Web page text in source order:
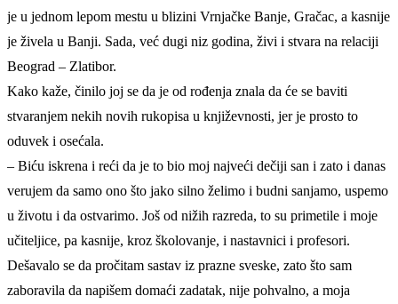
je u jednom lepom mestu u blizini Vrnjačke Banje, Gračac, a kasnije
je živela u Banji. Sada, već dugi niz godina, živi i stvara na relaciji
Beograd – Zlatibor.
Kako kaže, činilo joj se da je od rođenja znala da će se baviti
stvaranjem nekih novih rukopisa u književnosti, jer je prosto to
oduvek i osećala.
– Biću iskrena i reći da je to bio moj najveći dečiji san i zato i danas
verujem da samo ono što jako silno želimo i budni sanjamo, uspemo
u životu i da ostvarimo. Još od nižih razreda, to su primetile i moje
učiteljice, pa kasnije, kroz školovanje, i nastavnici i profesori.
Dešavalo se da pročitam sastav iz prazne sveske, zato što sam
zaboravila da napišem domaći zadatak, nije pohvalno, a moja